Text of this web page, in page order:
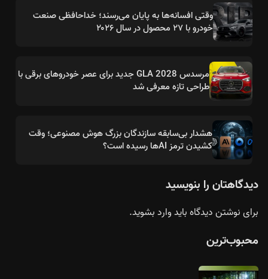
وقتی افسانه‌ها به پایان می‌رسند؛ خداحافظی صنعت
خودرو با ۲۷ محصول در سال ۲۰۲۶
مرسدس GLA 2028 جدید برای عصر خودروهای برقی با
طراحی تازه معرفی شد
هشدار بی‌سابقه سازندگان بزرگ هوش مصنوعی؛ وقت
کشیدن ترمز AIها رسیده است؟
دیدگاهتان را بنویسید
برای نوشتن دیدگاه بایدوارد بشوید.
محبوب‌ترین